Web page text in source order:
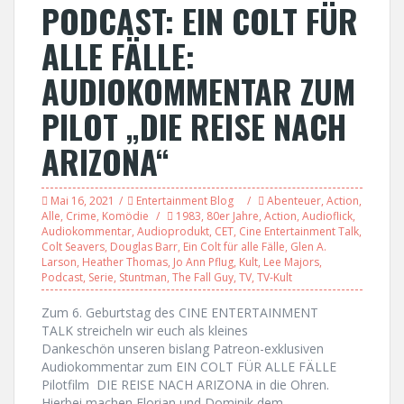
PODCAST: EIN COLT FÜR
ALLE FÄLLE:
AUDIOKOMMENTAR ZUM
PILOT „DIE REISE NACH
ARIZONA“
Mai 16, 2021 Entertainment Blog Abenteuer, Action,
Alle, Crime, Komödie 1983, 80er Jahre, Action, Audioflick,
Audiokommentar, Audioprodukt, CET, Cine Entertainment Talk,
Colt Seavers, Douglas Barr, Ein Colt für alle Fälle, Glen A.
Larson, Heather Thomas, Jo Ann Pflug, Kult, Lee Majors,
Podcast, Serie, Stuntman, The Fall Guy, TV, TV-Kult
Zum 6. Geburtstag des CINE ENTERTAINMENT
TALK streicheln wir euch als kleines
Dankeschön unseren bislang Patreon-exklusiven
Audiokommentar zum EIN COLT FÜR ALLE FÄLLE
Pilotfilm DIE REISE NACH ARIZONA in die Ohren.